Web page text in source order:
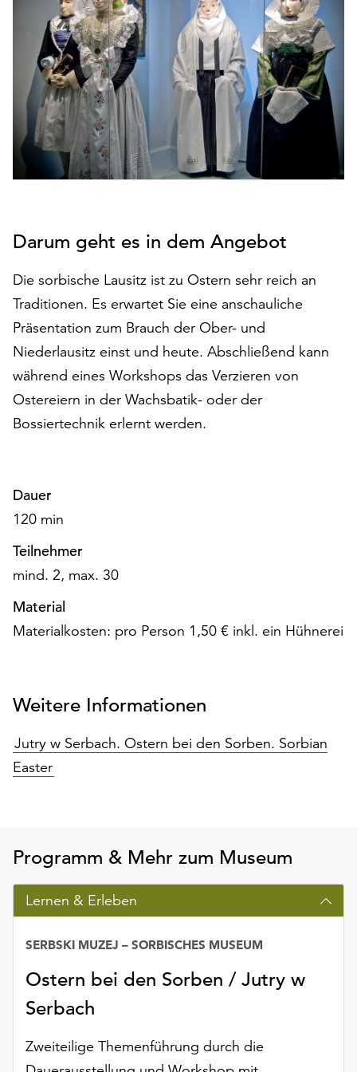
Betrieb
Seite
notwendig
sind
(funktionale
Cookies),
sowie
solche,
zu
anonymen
Statistikzwecken
genutzt
werden.
Klicken
Sie
auf
„Alle
akzeptieren“,
um
akzeptieren.
Sie
Ihr
Einverständnis
ändern
und
Ihnen
Ende
der
Seite
Einstellungen“
zur
Verfügung.
Funktionale
werden
ohne
Ihr
Einverständnis
ausgeführt.
Darum geht es in dem Angebot
Die sorbische Lausitz ist zu Ostern sehr reich an
Traditionen. Es erwartet Sie eine anschauliche
Präsentation zum Brauch der Ober- und
Niederlausitz einst und heute. Abschließend kann
während eines Workshops das Verzieren von
Ostereiern in der Wachsbatik- oder der
Bossiertechnik erlernt werden.
Dauer
120 min
Teilnehmer
mind. 2, max. 30
Material
Materialkosten: pro Person 1,50 € inkl. ein Hühnerei
Weitere Informationen
Jutry w Serbach. Ostern bei den Sorben. Sorbian
Easter
Programm & Mehr zum Museum
Lernen & Erleben
Ostern bei den Sorben / Jutry w
Serbach
SERBSKI MUZEJ – SORBISCHES MUSEUM
Zweiteilige Themenführung durch die